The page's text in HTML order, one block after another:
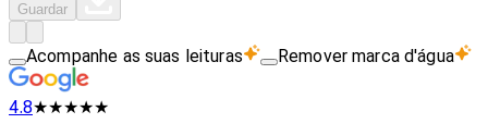
Guardar
Acompanhe as suas leituras Remover marca d'água
4.8★★★★★